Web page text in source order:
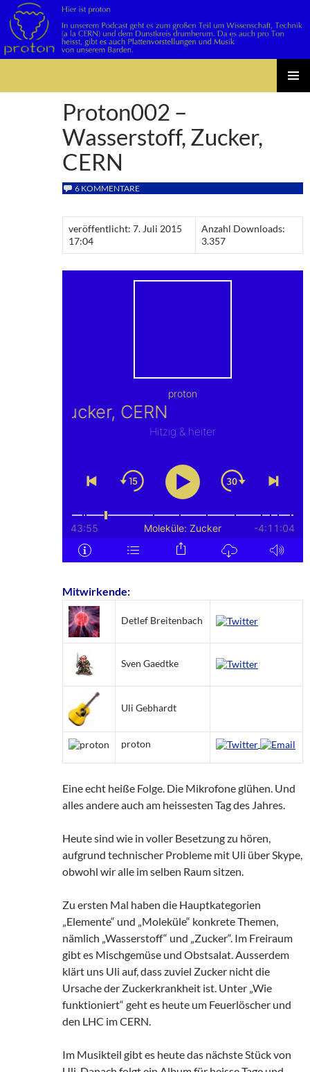
Proton002 –
Wasserstoff, Zucker,
CERN
6 KOMMENTARE
veröffentlicht: 7. Juli 2015
17:04
Anzahl Downloads:
3.357
Mitwirkende:
Detlef Breitenbach
Sven Gaedtke
Uli Gebhardt
proton
Eine echt heiße Folge. Die Mikrofone glühen. Und
alles andere auch am heissesten Tag des Jahres.
Heute sind wie in voller Besetzung zu hören,
aufgrund technischer Probleme mit Uli über Skype,
obwohl wir alle im selben Raum sitzen.
Zu ersten Mal haben die Hauptkategorien
„Elemente“ und „Moleküle“ konkrete Themen,
nämlich „Wasserstoff“ und „Zucker“. Im Freiraum
gibt es Mischgemüse und Obstsalat. Ausserdem
klärt uns Uli auf, dass zuviel Zucker nicht die
Ursache der Zuckerkrankheit ist. Unter „Wie
funktioniert“ geht es heute um Feuerlöscher und
den LHC im CERN.
Im Musikteil gibt es heute das nächste Stück von